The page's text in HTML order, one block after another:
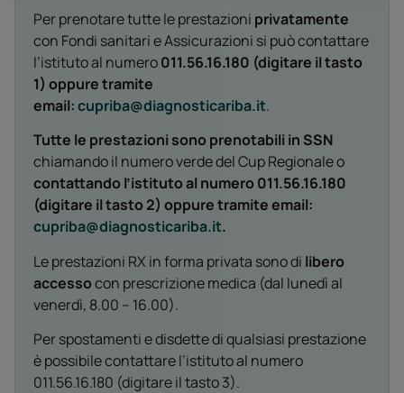
Per prenotare tutte le prestazioni privatamente
con Fondi sanitari e Assicurazioni si può contattare
l’istituto al numero011.56.16.180 (digitare il tasto
1) oppure tramite
email:cupriba@diagnosticariba.it.
Tutte le prestazioni sono prenotabili in SSN
chiamando il numero verde del Cup Regionale o
contattando l’istituto al numero 011.56.16.180
(digitare il tasto 2) oppure tramite email:
cupriba@diagnosticariba.it.
Le prestazioni RX in forma privata sono di libero
accessocon prescrizione medica (dal lunedì al
venerdì, 8.00 – 16.00).
Per spostamenti e disdette di qualsiasi prestazione
è possibile contattare l’istituto al numero
011.56.16.180 (digitare il tasto 3).